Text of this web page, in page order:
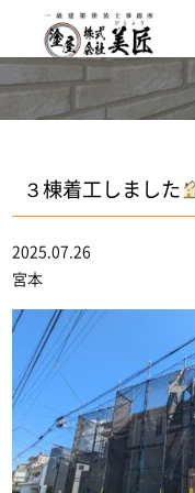
３棟着工しました
2025.07.26
宮本